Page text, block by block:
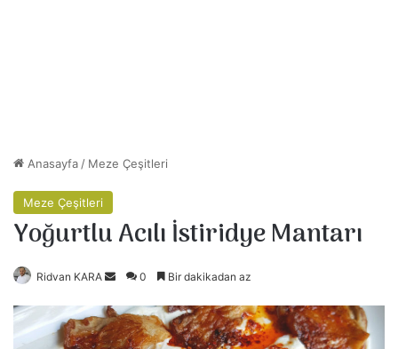
Anasayfa / Meze Çeşitleri
Meze Çeşitleri
Yoğurtlu Acılı İstiridye Mantarı
Ridvan KARA
r
e
0 Bir dakikadan az